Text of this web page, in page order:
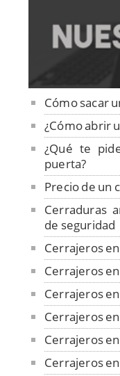
Cómo sacar
¿Cómo abrir
¿Qué te
puerta?
Precio de un
Cerraduras
de seguridad
Cerrajeros
Cerrajeros
Cerrajeros
Cerrajeros
Cerrajeros
Cerrajeros